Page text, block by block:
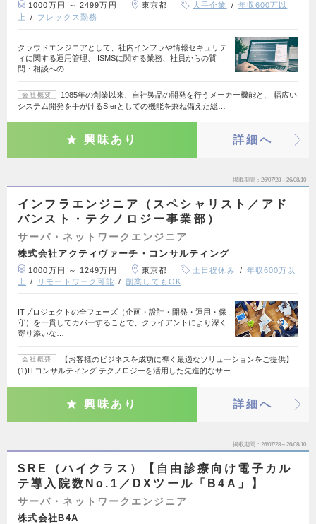
1000万円 ～ 2499万円 東京都 大手企業
年収600万以
上
フレックス勤務
クラウドエンジニアとして、社内インフラや情報セキュリテ
ィに関する運用管理、 ISMSに関する業務、社員からの質
問・相談への…
会社概要
1985年の創業以来、自社製品の開発を行うメーカー機能と、 幅広い
システム開発を手がけるSIerとしての機能を兼ね備えた総…
興味あり 詳細へ
掲載期間 26/07/28～26/08/10
インフラエンジニア（スペシャリスト／アド
バンスト・テクノロジー事業部）
サーバ・ネットワークエンジニア
株式会社アクティヴァーチ・コンサルティング
1000万円 ～ 1249万円 東京都 土日祝休み
年収600万以
上
リモートワーク可能 副業してもOK
ITプロジェクトの全フェーズ（企画・設計・開発・運用・保
守）を一貫してカバーすることで、クライアントにより深く
寄り添いな…
会社概要
【お客様のビジネスを成功に導く最適なソリューションをご提供】
(1)ITコンサルティング テクノロジーを活用した先進的なサー…
興味あり 詳細へ
掲載期間 26/07/28～26/08/10
SRE（ハイクラス）【自由診療向け電子カル
テ導入院数No.1／DXツール「B4A」】
サーバ・ネットワークエンジニア
株式会社B4A